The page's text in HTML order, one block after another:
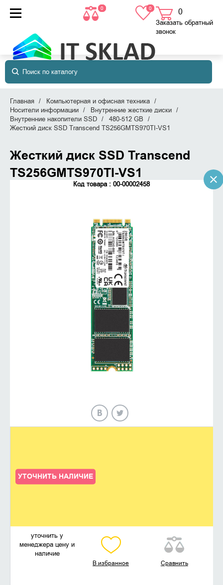
0 0 0
в корзине
Заказать обратный
звонок
Главная
Компьютерная и офисная техника
Носители информации
Внутренние жесткие диски
Внутренние накопители SSD
480-512 GB
Жесткий диск SSD Transcend TS256GMTS970TI-VS1
Жесткий диск SSD Transcend
TS256GMTS970TI-VS1
Код товара : 00-00002458
УТОЧНИТЬ НАЛИЧИЕ
уточнить у
менеджера цену и
наличие
В избранное Сравнить